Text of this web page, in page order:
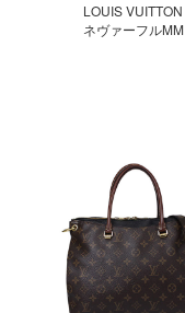
LOUIS VUITTON
ネヴァーフルMM